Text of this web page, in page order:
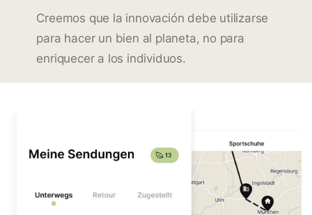
Creemos que la innovación debe utilizarse
para hacer un bien al planeta, no para
enriquecer a los individuos.